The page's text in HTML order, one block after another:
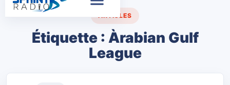
ARTICLES
Étiquette : Àrabian Gulf
League